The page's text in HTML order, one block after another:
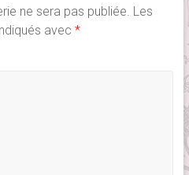
ne sera pas publiée. Les
avec *